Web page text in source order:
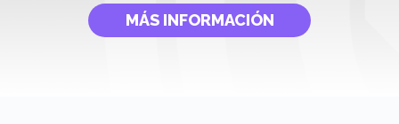
MÁS INFORMACIÓN